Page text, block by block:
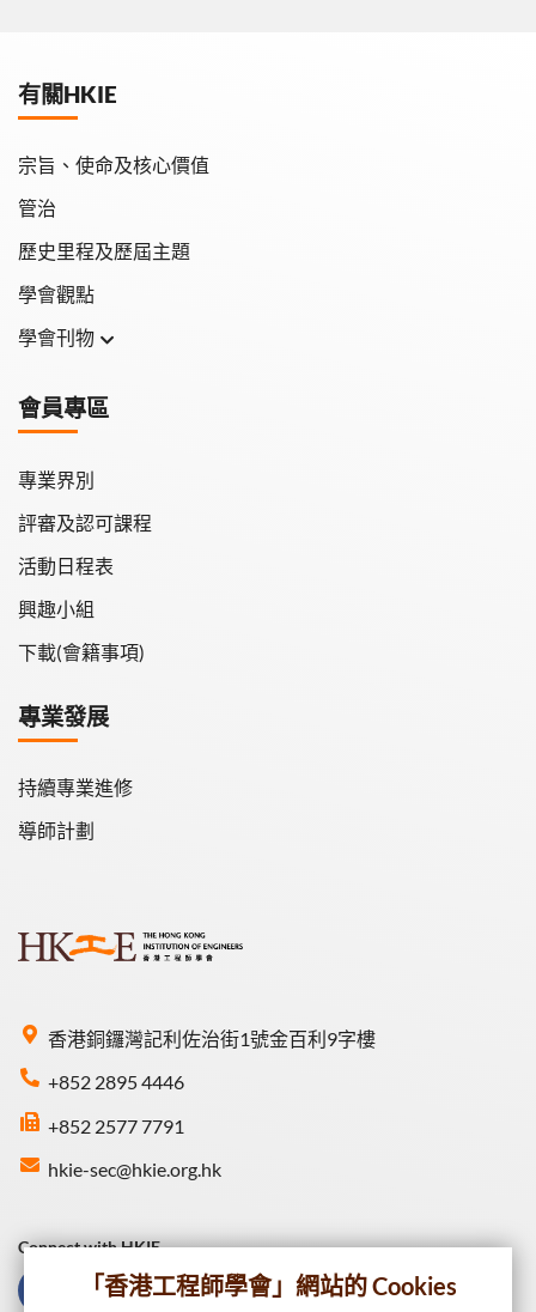
香港銅鑼灣記利佐治街1號金百利9字樓
+852 2895 4446
+852 2577 7791
hkie-sec@hkie.org.hk
有關HKIE
宗旨、使命及核心價值
管治
歷史里程及歷屆主題
學會觀點
學會刊物
學會會報
會員專區
專業界別
評審及認可課程
活動日程表
興趣小組
下載(會籍事項)
專業發展
持續專業進修
導師計劃
Connect with HKIE
「香港工程師學會」網站的 Cookies